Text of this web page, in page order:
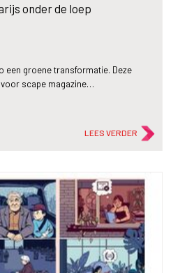
onder de loep
een groene transformatie. Deze
scape magazine…
LEES VERDER